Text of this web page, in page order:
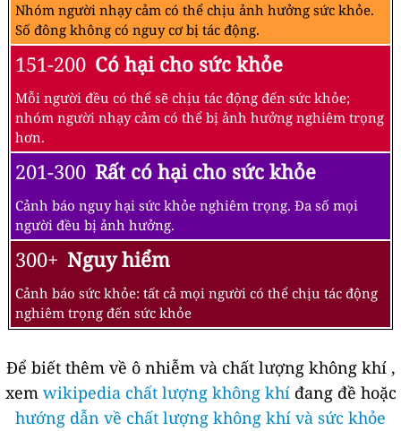
Nhóm người nhạy cảm có thể chịu ảnh hưởng sức khỏe.
Số đông không có nguy cơ bị tác động.
151-200 Có hại cho sức khỏe
Mỗi người đều có thể sẽ chịu tác động đến sức khỏe;
nhóm người nhạy cảm có thể bị ảnh hưởng nghiêm trọng
hơn.
201-300 Rất có hại cho sức khỏe
Cảnh báo nguy hại sức khỏe nghiêm trọng. Đa số mọi
người đều bị ảnh hưởng.
300+ Nguy hiểm
Cảnh báo sức khỏe: tất cả mọi người có thể chịu tác động
nghiêm trọng đến sức khỏe
Để biết thêm về ô nhiễm và chất lượng không khí ,
xem wikipedia chất lượng không khíđang đề hoặc
hướng dẫn về chất lượng không khí và sức khỏe